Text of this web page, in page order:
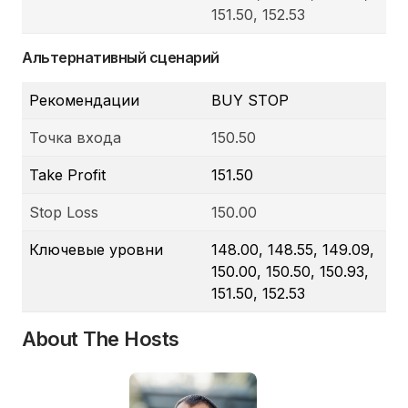
151.50, 152.53
Альтернативный сценарий
Рекомендации BUY STOP
Точка входа 150.50
Take Profit 151.50
Stop Loss 150.00
Ключевые уровни
148.00, 148.55, 149.09,
150.00, 150.50, 150.93,
151.50, 152.53
About The Hosts